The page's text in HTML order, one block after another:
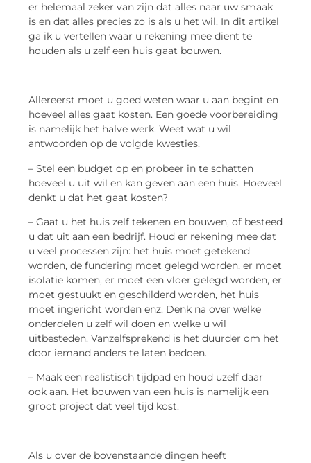
er helemaal zeker van zijn dat alles naar uw smaak
is en dat alles precies zo is als u het wil. In dit artikel
ga ik u vertellen waar u rekening mee dient te
houden als u zelf een huis gaat bouwen.
Allereerst moet u goed weten waar u aan begint en
hoeveel alles gaat kosten. Een goede voorbereiding
is namelijk het halve werk. Weet wat u wil
antwoorden op de volgde kwesties.
– Stel een budget op en probeer in te schatten
hoeveel u uit wil en kan geven aan een huis. Hoeveel
denkt u dat het gaat kosten?
– Gaat u het huis zelf tekenen en bouwen, of besteed
u dat uit aan een bedrijf. Houd er rekening mee dat
u veel processen zijn: het huis moet getekend
worden, de fundering moet gelegd worden, er moet
isolatie komen, er moet een vloer gelegd worden, er
moet gestuukt en geschilderd worden, het huis
moet ingericht worden enz. Denk na over welke
onderdelen u zelf wil doen en welke u wil
uitbesteden. Vanzelfsprekend is het duurder om het
door iemand anders te laten bedoen.
– Maak een realistisch tijdpad en houd uzelf daar
ook aan. Het bouwen van een huis is namelijk een
groot project dat veel tijd kost.
Als u over de bovenstaande dingen heeft